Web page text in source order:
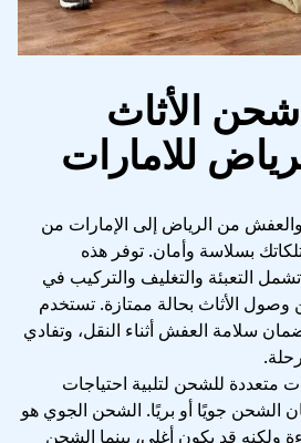
الأثاث
للامارات
من الرياض إلى الإمارات من
بسلاسة وأمان. توفر هذه
التعبئة والتغليف والتركيب في
وصول الأثاث بحالة ممتازة. تستخدم
سلامة العفش أثناء النقل، وتفادي
متعددة للشحن لتلبية احتياجات
الشحن جويًا أو بريًا. الشحن الجوي هو
ولكنه قد يكون أغلى، بينما الشحن